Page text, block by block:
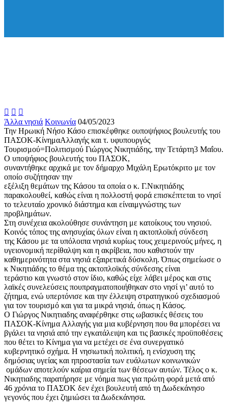
  
Άλλα νησιά Κοινωνία 04/05/2023
Την Ηρωική Νήσο Κάσο επισκέφθηκε ουποψήφιος βουλευτής του
ΠΑΣΟΚ-ΚίνημαΑλλαγής και τ. υφυπουργός
Τουρισμού=Πολιτισμού Γιώργος Νικητιάδης, την Τετάρτη3 Μαΐου.
Ο υποψήφιος βουλευτής του ΠΑΣΟΚ,
συναντήθηκε αρχικά με τον δήμαρχο Μιχάλη Ερωτόκριτο με τον
οποίο συζήτησαν την
εξέλιξη θεμάτων της Κάσου τα οποία ο κ. Γ.Νικητιάδης
παρακολουθεί, καθώς είναι η πολλοστή φορά επισκέπτεται το νησί
το τελευταίο χρονικό διάστημα και είναιμγνώστης των
προβλημάτων.
Στη συνέχεια ακολούθησε συνάντηση με κατοίκους του νησιού.
Κοινός τόπος της ανησυχίας όλων είναι η ακτοπλοϊκή σύνδεση
της Κάσου με τα υπόλοιπα νησιά κυρίως τους χειμερινούς μήνες, η
υγειονομική περίθαλψη και η ακρίβεια, που καθιστούν την
καθημερινότητα στα νησιά εξαιρετικά δύσκολη. Όπως σημείωσε ο
κ Νικητιάδης το θέμα της ακτοπλοϊκής σύνδεσης είναι
τεράστιο και γνωστό στον ίδιο, καθώς είχε λάβει μέρος και στις
λαϊκές συνελεύσεις πουπραγματοποιήθηκαν στο νησί γι’ αυτό το
ζήτημα, ενώ υπερτόνισε και την έλλειψη στρατηγικού σχεδιασμού
για τον τουρισμό και για τα μικρά νησιά, όπως η Κάσος.
Ο Γιώργος Νικητιαδης αναφέρθηκε στις ωβασικές θέσεις του
ΠΑΣΟΚ-Κίνημα Αλλαγής για μια κυβέρνηση που θα μπορέσει να
βγάλει τα νησιά από την εγκατάλειψη και τις βασικές προϋποθέσεις
που θέτει το Κίνημα για να μετέχει σε ένα συνεργατικό
κυβερνητικό σχήμα. Η νησιωτική πολιτική, η ενίσχυση της
δημόσιας υγείας και ηπροστασία των ευάλωτων κοινωνικών
ομάδων αποτελούν καίρια σημεία των θέσεων αυτών. Τέλος ο κ.
Νικητιαδης παρατήρησε με νόημα πως για πρώτη φορά μετά από
46 χρόνια το ΠΑΣΟΚ δεν έχει βουλευτή από τη Δωδεκάνησο
γεγονός που έχει ζημιώσει τα Δωδεκάνησα.